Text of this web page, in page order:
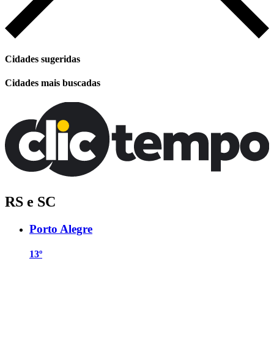
Cidades sugeridas
Cidades mais buscadas
RS e SC
Porto Alegre
13º